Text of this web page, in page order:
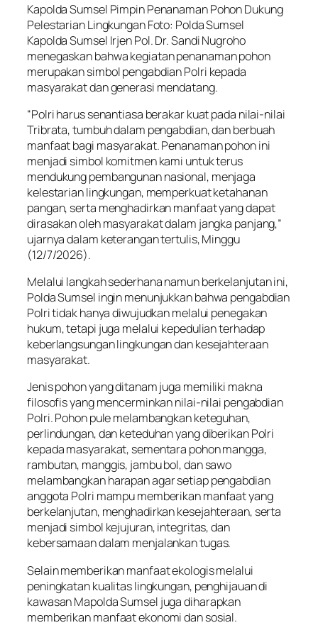
Kapolda Sumsel Pimpin Penanaman Pohon Dukung
Pelestarian Lingkungan Foto: Polda Sumsel
Kapolda Sumsel Irjen Pol. Dr. Sandi Nugroho
menegaskan bahwa kegiatan penanaman pohon
merupakan simbol pengabdian Polri kepada
masyarakat dan generasi mendatang.
“Polri harus senantiasa berakar kuat pada nilai-nilai
Tribrata, tumbuh dalam pengabdian, dan berbuah
manfaat bagi masyarakat. Penanaman pohon ini
menjadi simbol komitmen kami untuk terus
mendukung pembangunan nasional, menjaga
kelestarian lingkungan, memperkuat ketahanan
pangan, serta menghadirkan manfaat yang dapat
dirasakan oleh masyarakat dalam jangka panjang,”
ujarnya dalam keterangan tertulis, Minggu
(12/7/2026).
Melalui langkah sederhana namun berkelanjutan ini,
Polda Sumsel ingin menunjukkan bahwa pengabdian
Polri tidak hanya diwujudkan melalui penegakan
hukum, tetapi juga melalui kepedulian terhadap
keberlangsungan lingkungan dan kesejahteraan
masyarakat.
Jenis pohon yang ditanam juga memiliki makna
filosofis yang mencerminkan nilai-nilai pengabdian
Polri. Pohon pule melambangkan keteguhan,
perlindungan, dan keteduhan yang diberikan Polri
kepada masyarakat, sementara pohon mangga,
rambutan, manggis, jambu bol, dan sawo
melambangkan harapan agar setiap pengabdian
anggota Polri mampu memberikan manfaat yang
berkelanjutan, menghadirkan kesejahteraan, serta
menjadi simbol kejujuran, integritas, dan
kebersamaan dalam menjalankan tugas.
Selain memberikan manfaat ekologis melalui
peningkatan kualitas lingkungan, penghijauan di
kawasan Mapolda Sumsel juga diharapkan
memberikan manfaat ekonomi dan sosial.